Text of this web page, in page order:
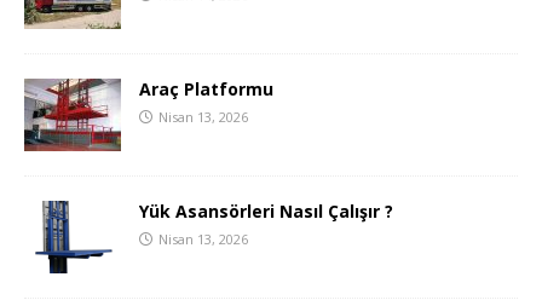
Araç Platformu
Nisan 13, 2026
Yük Asansörleri Nasıl Çalışır ?
Nisan 13, 2026